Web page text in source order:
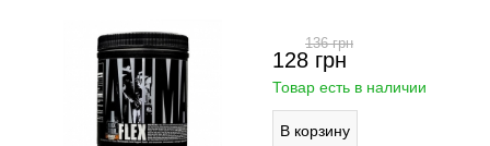
128 грн
136грн
Товар есть в наличии